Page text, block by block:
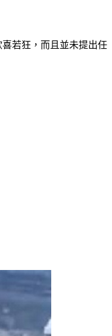
若狂，而且並未提出任